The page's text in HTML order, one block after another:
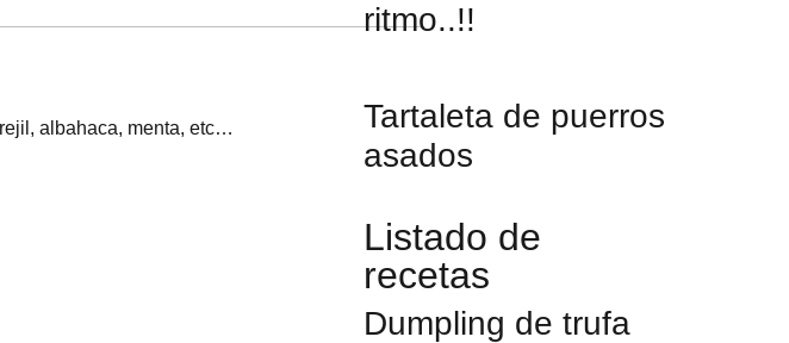
albahaca, menta, etc…
ritmo..!!
Tartaleta de puerros
asados
Listado de
recetas
Dumpling de trufa